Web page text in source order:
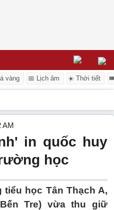
vàng 📅 Lịch âm ☀️ Thời tiết
AM
in quốc huy
học
học Tân Thạch A,
Tre) vừa thu giữ